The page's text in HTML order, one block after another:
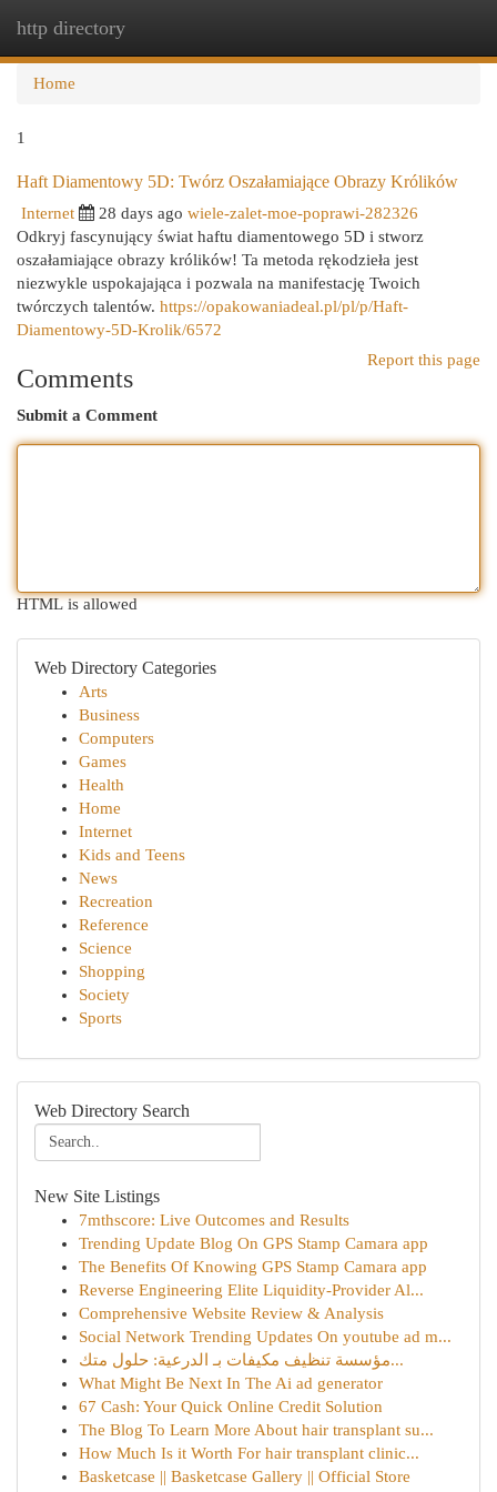
http directory
Home
1
Haft Diamentowy 5D: Twórz Oszałamiające Obrazy Królików
Internet 28 days ago wiele-zalet-moe-poprawi-282326
Odkryj fascynujący świat haftu diamentowego 5D i stworz
oszałamiające obrazy królików! Ta metoda rękodzieła jest
niezwykle uspokajająca i pozwala na manifestację Twoich
twórczych talentów. https://opakowaniadeal.pl/pl/p/Haft-
Diamentowy-5D-Krolik/6572
Report this page
Comments
Submit a Comment
HTML is allowed
Web Directory Categories
Arts
Business
Computers
Games
Health
Home
Internet
Kids and Teens
News
Recreation
Reference
Science
Shopping
Society
Sports
Web Directory Search
New Site Listings
7mthscore: Live Outcomes and Results
Trending Update Blog On GPS Stamp Camara app
The Benefits Of Knowing GPS Stamp Camara app
Reverse Engineering Elite Liquidity-Provider Al...
Comprehensive Website Review & Analysis
Social Network Trending Updates On youtube ad m...
مؤسسة تنظيف مكيفات بـ الدرعية: حلول متك...
What Might Be Next In The Ai ad generator
67 Cash: Your Quick Online Credit Solution
The Blog To Learn More About hair transplant su...
How Much Is it Worth For hair transplant clinic...
Basketcase || Basketcase Gallery || Official Store